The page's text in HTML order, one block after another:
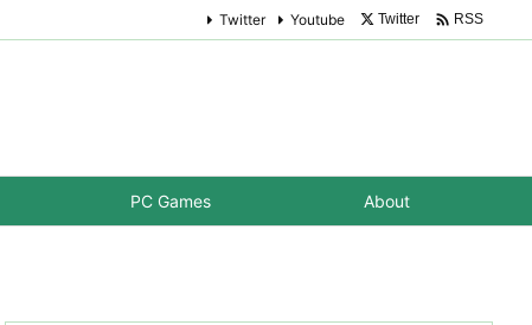
PC Games About
Twitter Youtube Twitter  RSS